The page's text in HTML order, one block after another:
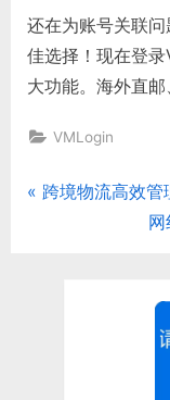
还在为账号关联问
佳选择！现在登
大功能。海外直
VMLogin
文
P
跨境物流高效
N